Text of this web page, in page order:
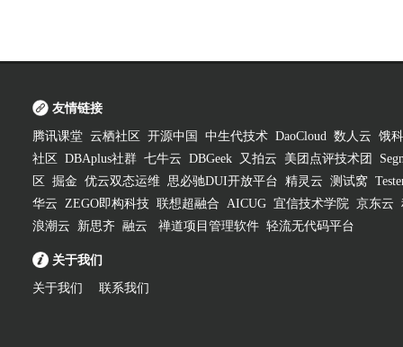
友情链接
腾讯课堂 云栖社区 开源中国 中生代技术 DaoCloud 数人云 饿
社区
DBAplus社群 七牛云 DBGeek 又拍云 美团点评技术团
区
掘金 优云双态运维 思必驰DUI开放平台 精灵云 测试窝
华云 ZEGO即构科技 联想超融合 AICUG 宜信技术学院 京东云
浪潮云
新思齐 融云 禅道项目管理软件 轻流无代码平台
关于我们
关于我们 联系我们